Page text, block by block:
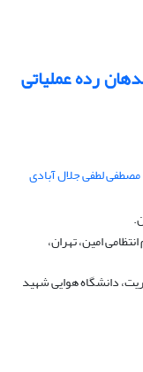
رده عملیاتی
مصطفی لطفی جلال آبادی
امین، تهران،
دانشگاه هوایی شهید